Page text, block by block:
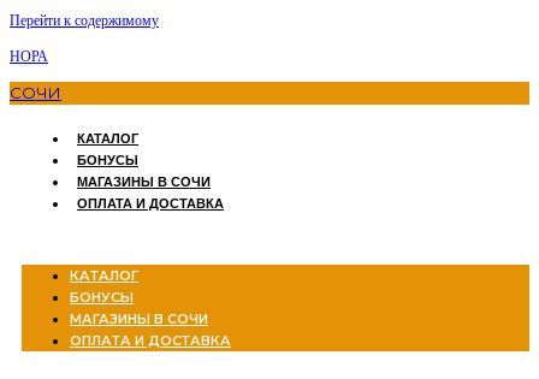
Перейти к содержимому
НОРА
СОЧИ
КАТАЛОГ
БОНУСЫ
МАГАЗИНЫ В СОЧИ
ОПЛАТА И ДОСТАВКА
КАТАЛОГ
БОНУСЫ
МАГАЗИНЫ В СОЧИ
ОПЛАТА И ДОСТАВКА